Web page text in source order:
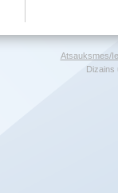
Atsauksmes/
Dizains